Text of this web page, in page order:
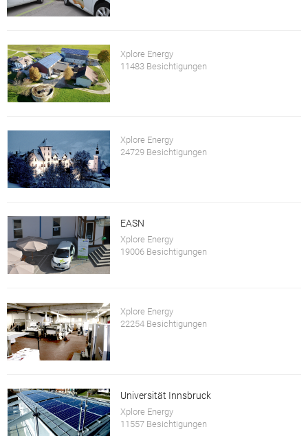
Xplore Energy
11483 Besichtigungen
Xplore Energy
24729 Besichtigungen
EASN
Xplore Energy
19006 Besichtigungen
Xplore Energy
22254 Besichtigungen
Universität Innsbruck
Xplore Energy
11557 Besichtigungen